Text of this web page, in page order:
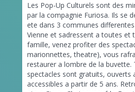
Les Pop-Up Culturels sont des
par la compagnie Furiosa. Ils se
ete dans 3 communes
Vienne et sadressent a toutes et
famille, venez profiter des
marionnettes, theatre), vous
restaurer a lombre de la buvette.
spectacles sont gratuits, ouverts
accessibles a partir de 5 ans.